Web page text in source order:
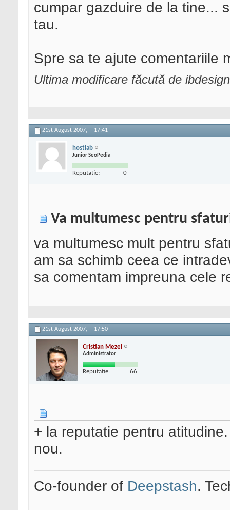
cumpar gazduire de la tine...
tau.
Spre sa te ajute comentariile
Ultima modificare făcută de
21st August 2007, 17:41
hostlab
Junior SeoPedia
Reputatie: 0
Va multumesc pentru
va multumesc mult pentru
am sa schimb ceea ce
sa comentam impreuna cele
21st August 2007, 17:50
Cristian Mezei
Administrator
Reputatie: 66
+ la reputatie pentru
nou.
Co-founder of Deepstash.